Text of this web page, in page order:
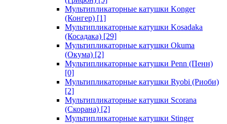
Мультипликаторные катушки Konger
(Конгер) [1]
Мультипликаторные катушки Kosadaka
(Косадака) [29]
Мультипликаторные катушки Okuma
(Окума) [2]
Мультипликаторные катушки Penn (Пенн)
[0]
Мультипликаторные катушки Ryobi (Риоби)
[2]
Мультипликаторные катушки Scorana
(Скорана) [2]
Мультипликаторные катушки Stinger